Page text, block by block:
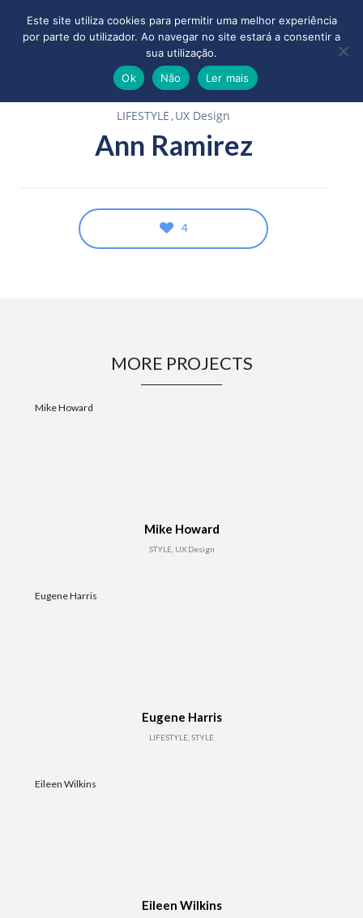
LIFESTYLE UX Design
Ann Ramirez
4
MORE PROJECTS
Mike Howard
Mike Howard
STYLE, UX Design
Eugene Harris
Eugene Harris
LIFESTYLE, STYLE
Eileen Wilkins
Eileen Wilkins
Este site utiliza cookies para permitir uma melhor experiência
por parte do utilizador. Ao navegar no site estará a consentir a
sua utilização.
Ok
Não Ler mais